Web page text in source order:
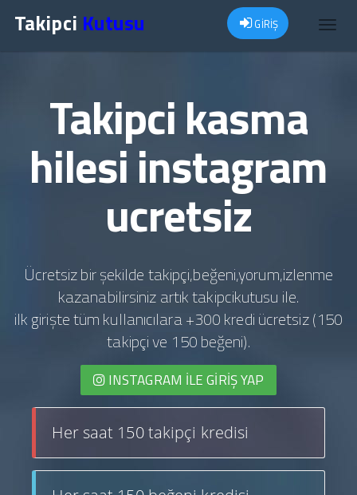
Takipci Kutusu GİRİŞ
Takipci kasma
hilesi instagram
ucretsiz
Ücretsiz bir şekilde takipçi,beğeni,yorum,izlenme
kazanabilirsiniz artık takipcikutusu ile.
ilk girişte tüm kullanıcılara +300 kredi ücretsiz (150
takipçi ve 150 beğeni).
INSTAGRAM İLE GIRIŞ YAP
Her saat 150 takipçi kredisi